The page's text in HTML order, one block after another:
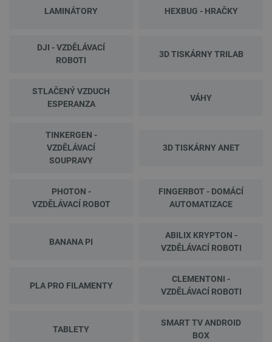
LAMINÁTORY HEXBUG - HRAČKY
DJI - VZDĚLÁVACÍ
ROBOTI
3D TISKÁRNY TRILAB
STLAČENÝ VZDUCH
ESPERANZA
VÁHY
TINKERGEN -
VZDĚLÁVACÍ
SOUPRAVY
3D TISKÁRNY ANET
PHOTON -
VZDĚLÁVACÍ ROBOT
FINGERBOT - DOMÁCÍ
AUTOMATIZACE
BANANA PI
ABILIX KRYPTON -
VZDĚLÁVACÍ ROBOTI
PLA PRO FILAMENTY
CLEMENTONI -
VZDĚLÁVACÍ ROBOTI
TABLETY
SMART TV ANDROID
BOX